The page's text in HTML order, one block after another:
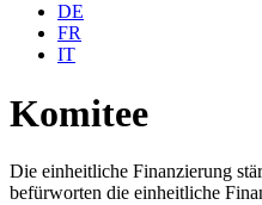
DE
FR
IT
Komitee
Die einheitliche Finanzierung
befürworten die einheitliche